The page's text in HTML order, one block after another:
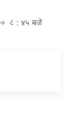
८ : ४५ बजे